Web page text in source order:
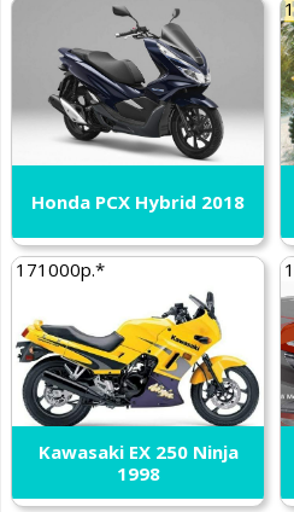
Honda PCX Hybrid 2018
171000р.*
Kawasaki EX 250 Ninja
1998